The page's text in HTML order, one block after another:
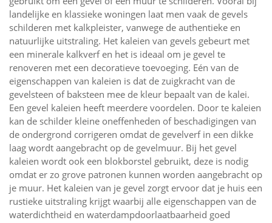
landelijke en klassieke woningen laat men vaak de gevels
schilderen met kalkpleister, vanwege de authentieke en
natuurlijke uitstraling. Het kaleien van gevels gebeurt met
een minerale kalkverf en het is ideaal om je gevel te
renoveren met een decoratieve toevoeging. Eén van de
eigenschappen van kaleien is dat de zuigkracht van de
gevelsteen of baksteen mee de kleur bepaalt van de kalei.
Een gevel kaleien heeft meerdere voordelen. Door te kaleien
kan de schilder kleine oneffenheden of beschadigingen van
de ondergrond corrigeren omdat de gevelverf in een dikke
laag wordt aangebracht op de gevelmuur. Bij het gevel
kaleien wordt ook een blokborstel gebruikt, deze is nodig
omdat er zo grove patronen kunnen worden aangebracht op
je muur. Het kaleien van je gevel zorgt ervoor dat je huis een
rustieke uitstraling krijgt waarbij alle eigenschappen van de
waterdichtheid en waterdampdoorlaatbaarheid goed